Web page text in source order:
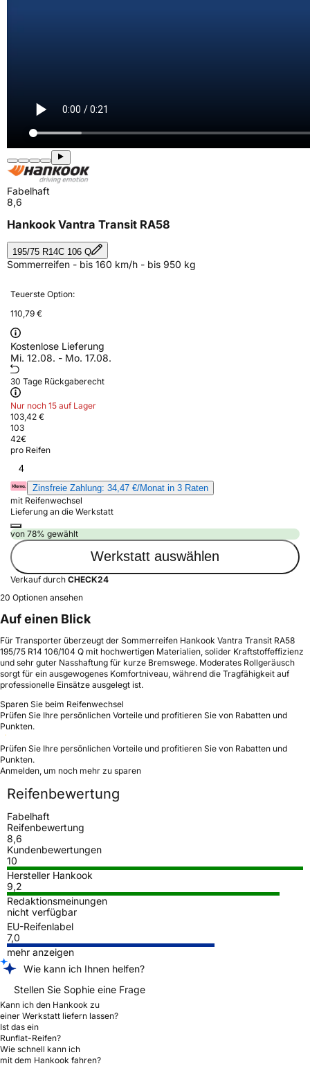
Fabelhaft
8,6
Hankook Vantra Transit RA58
195/75 R14C 106 Q
Sommerreifen - bis 160 km/h - bis 950 kg
Teuerste Option:
110,79 €
Kostenlose Lieferung
Mi. 12.08. - Mo. 17.08.
30 Tage Rückgaberecht
Nur noch 15 auf Lager
103,42 €
103
42€
pro Reifen
4
Zinsfreie Zahlung: 34,47 €/Monat in 3 Raten
mit Reifenwechsel
Lieferung an die Werkstatt
von 78% gewählt
Werkstatt auswählen
Verkauf durch CHECK24
20 Optionen ansehen
Auf einen Blick
Für Transporter überzeugt der Sommerreifen Hankook Vantra Transit RA58
195/75 R14 106/104 Q mit hochwertigen Materialien, solider Kraftstoffeffizienz
und sehr guter Nasshaftung für kurze Bremswege. Moderates Rollgeräusch
sorgt für ein ausgewogenes Komfortniveau, während die Tragfähigkeit auf
professionelle Einsätze ausgelegt ist.
Sparen Sie beim Reifenwechsel
Prüfen Sie Ihre persönlichen Vorteile und profitieren Sie von Rabatten und
Punkten.
Prüfen Sie Ihre persönlichen Vorteile und profitieren Sie von Rabatten und
Punkten.
Anmelden, um noch mehr zu sparen
Reifenbewertung
Fabelhaft
Reifenbewertung
8,6
Kundenbewertungen
10
Hersteller Hankook
9,2
Redaktionsmeinungen
nicht verfügbar
EU-Reifenlabel
7,0
mehr anzeigen
Wie kann ich Ihnen helfen?
Stellen Sie Sophie eine Frage
Kann ich den Hankook zu
einer Werkstatt liefern lassen?
Ist das ein
Runflat-Reifen?
Wie schnell kann ich
mit dem Hankook fahren?